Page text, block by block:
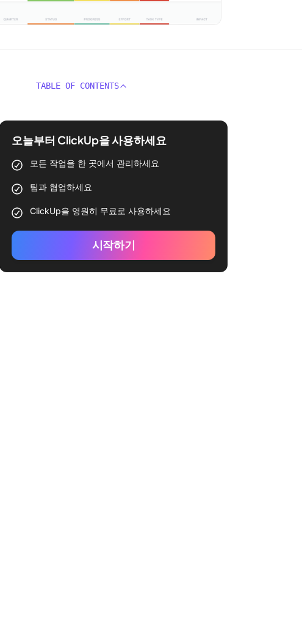
TABLE OF CONTENTS
오늘부터 ClickUp을 사용하세요
모든 작업을 한 곳에서 관리하세요
팀과 협업하세요
ClickUp을 영원히 무료로 사용하세요
시작하기